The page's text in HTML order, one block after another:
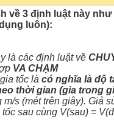
về 3 định luật này
luôn):
là các định luật về
VA CHẠM
tốc là có nghĩa là độ
thời gian (gia trong
m/s (mét trên giây). Giả
sau cùng V(sau) =